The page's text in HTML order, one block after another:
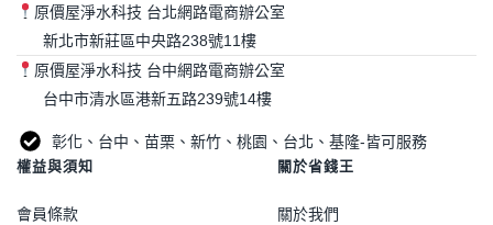
原價屋淨水科技 台北網路電商辦公室
新北市新莊區中央路238號11樓
原價屋淨水科技 台中網路電商辦公室
台中市清水區港新五路239號14樓
彰化、台中、苗栗、新竹、桃園、台北、基隆-皆可服務
權益與須知
會員條款
關於省錢王
關於我們